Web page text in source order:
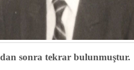
sonra tekrar bulunmuştur.